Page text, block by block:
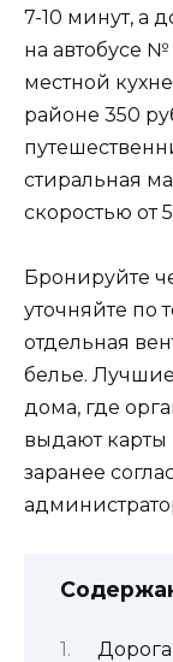
7-10 минут, а
на автобусе №
местной
районе 350
стиральная
скоростью от
Бронируйте
уточняйте по
отдельная
белье.
дома, где
выдают карты
заранее
Дорога